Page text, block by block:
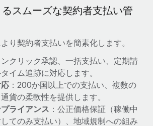
数週間で、新しい統合、機能、改良点をリリー
事例、ビジネスを守る方法
特に魅力的な標的です。多額の資金がシステ
ているためです。このため、自社のビジネス
めて重要です。...
スムーズな契約者支払い管
り契約者支払いを簡素化します。
ンクリック承認、一括支払い、定期請
イム追跡に対応します。
：200か国以上での支払い、複数の
貨の柔軟性を提供します。
ライアンス ：公正価格保証（稼働中
てのみ支払い）、地域規制への組み